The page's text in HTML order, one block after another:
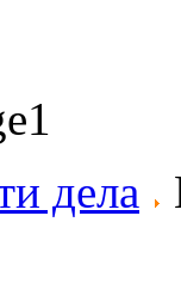
дела